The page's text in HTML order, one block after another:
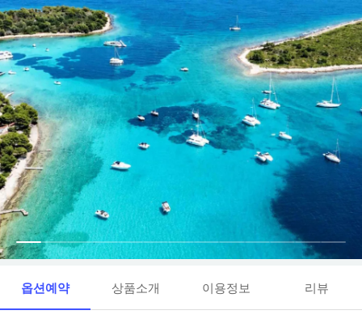
옵션예약 상품소개 이용정보 리뷰